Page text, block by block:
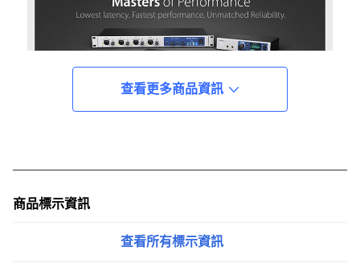
查看更多商品資訊
商品標示資訊
查看所有標示資訊